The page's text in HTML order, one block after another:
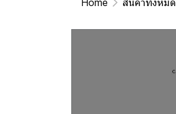
Home สินค้าทั้งหมด